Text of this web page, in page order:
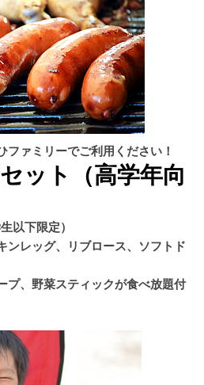
ファミリーでご利用ください！
ット（高学年向
生以下限定）
ンレッグ、リブロース、ソフトド
プ、野菜スティックが食べ放題付